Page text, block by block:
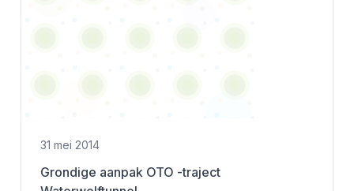
31 mei 2014
Grondige aanpak OTO -traject